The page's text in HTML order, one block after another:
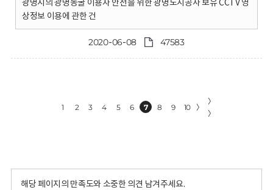
광명시의 광명동굴 이용자 안전을 위한 광명도시공사 보유 CCTV 영
상정보 이용에 관한 건
2020-06-08 47583
1 2 3 4 5 6 7 8 9 10 〉
〉
〉
해당 페이지의 만족도와 소중한 의견 남겨주세요.